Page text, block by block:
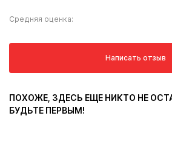
Средняя оценка:
Написать отзыв
ПОХОЖЕ, ЗДЕСЬ ЕЩЕ НИКТО НЕ
БУДЬТЕ ПЕРВЫМ!